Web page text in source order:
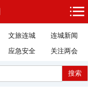
文旅连城
连城新闻
应急安全 关注两会
搜索